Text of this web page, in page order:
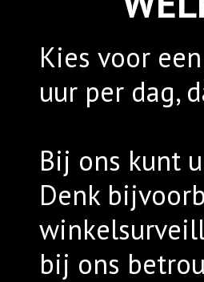
Kies voor
uur per dag,
Bij ons kunt
Denk
bij ons